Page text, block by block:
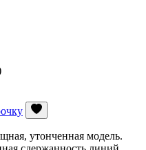
утонченная модель.